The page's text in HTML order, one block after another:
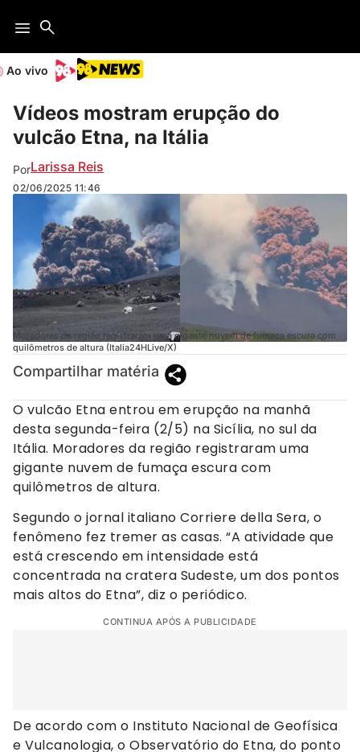
Ao vivo
Vídeos mostram erupção do
vulcão Etna, na Itália
PorLarissa Reis
02/06/2025 11:46
Moradores da região registraram uma gigante nuvem de fumaça escura com
quilômetros de altura (Italia24HLive/X)
Compartilhar matéria
O vulcão Etna entrou em erupção na manhã
desta segunda-feira (2/5) na Sicília, no sul da
Itália. Moradores da região registraram uma
gigante nuvem de fumaça escura com
quilômetros de altura.
Segundo o jornal italiano Corriere della Sera, o
fenômeno fez tremer as casas. “A atividade que
está crescendo em intensidade está
concentrada na cratera Sudeste, um dos pontos
mais altos do Etna”, diz o periódico.
CONTINUA APÓS A PUBLICIDADE
De acordo com o Instituto Nacional de Geofísica
e Vulcanologia, o Observatório do Etna, do ponto